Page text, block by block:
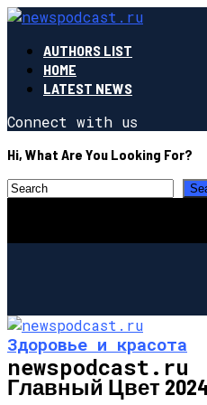
AUTHORS LIST
HOME
LATEST NEWS
Connect with us
Hi, What Are You Looking For?
newspodcast.ru
Здоровье и красота
Главный Цвет